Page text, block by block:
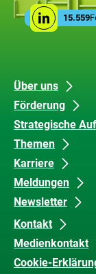
Social
MediaLinkedin
15.559
Unsere
Inhalte
Über uns
Förderung
Strategische
Themen
Karriere
Meldungen
Newsletter
Datenschutz
und
Kontakt
Medienkontakt
Cookie-